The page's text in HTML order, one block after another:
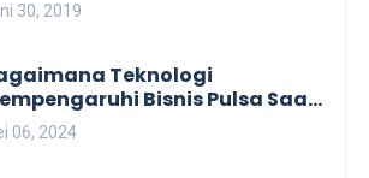
30, 2019
Teknologi
Bisnis Pulsa Saat
06, 2024